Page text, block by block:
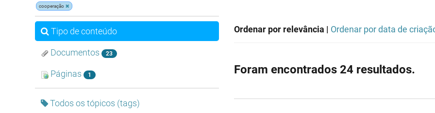
cooperação
Tipo de conteúdo
Documentos 23
Páginas 1
Todos os tópicos (tags)
Ordenar por relevância | Ordenar por data de
Foram encontrados 24 resultados.